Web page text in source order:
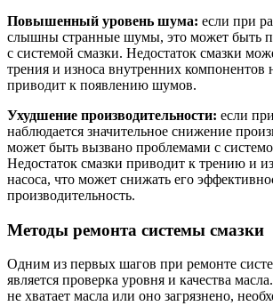
Повышенный уровень шума: если при
слышны странные шумы, это может быть
с системой смазки. Недостаток смазки
трения и износа внутренних компонентов
приводит к появлению шумов.
Ухудшение производительности: если
наблюдается значительное снижение
может быть вызвано проблемами с
Недостаток смазки приводит к трению и
насоса, что может снижать его
производительность.
Методы ремонта системы смазки
Одним из первых шагов при ремонте
является проверка уровня и качества
не хватает масла или оно загрязнено,